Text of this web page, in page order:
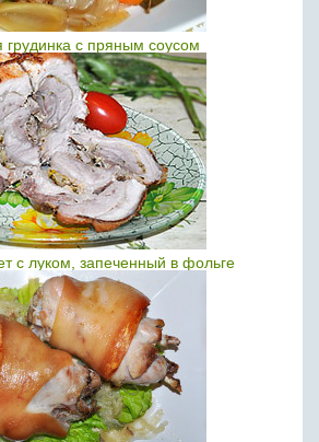
грудинка с пряным соусом
с луком, запеченный в фольге